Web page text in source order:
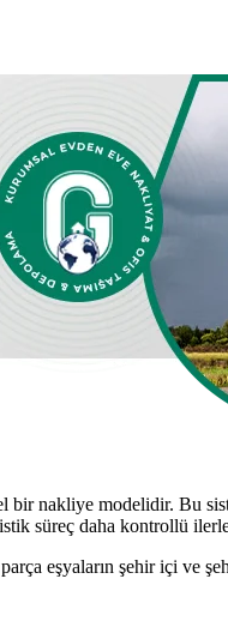
bir nakliye modelidir. Bu
süreç daha kontrollü
eşyaların şehir içi ve